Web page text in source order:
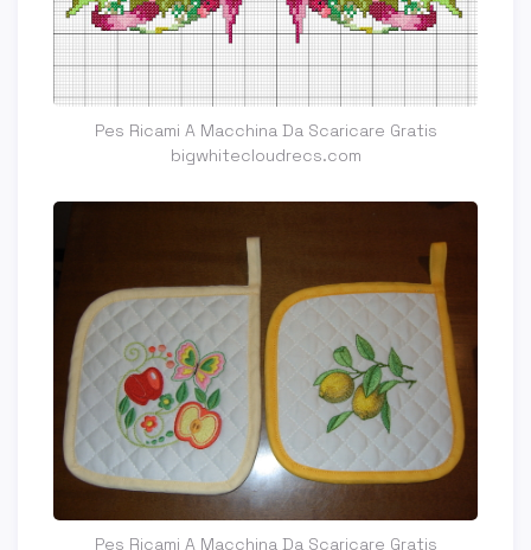
Pes Ricami A Macchina Da Scaricare Gratis
bigwhitecloudrecs.com
Pes Ricami A Macchina Da Scaricare Gratis